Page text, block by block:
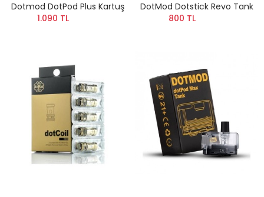
Dotmod DotPod Plus Kartuş
1.090 TL
DotMod Dotstick Revo Tank
800 TL